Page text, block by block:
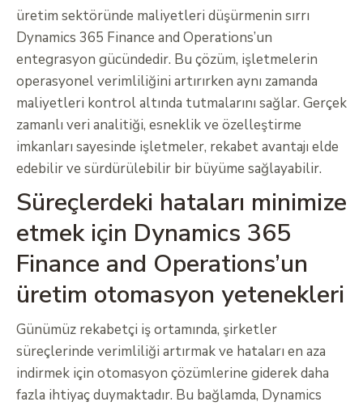
üretim sektöründe maliyetleri düşürmenin sırrı
Dynamics 365 Finance and Operations’un
entegrasyon gücündedir. Bu çözüm, işletmelerin
operasyonel verimliliğini artırırken aynı zamanda
maliyetleri kontrol altında tutmalarını sağlar. Gerçek
zamanlı veri analitiği, esneklik ve özelleştirme
imkanları sayesinde işletmeler, rekabet avantajı elde
edebilir ve sürdürülebilir bir büyüme sağlayabilir.
Süreçlerdeki hataları minimize
etmek için Dynamics 365
Finance and Operations’un
üretim otomasyon yetenekleri
Günümüz rekabetçi iş ortamında, şirketler
süreçlerinde verimliliği artırmak ve hataları en aza
indirmek için otomasyon çözümlerine giderek daha
fazla ihtiyaç duymaktadır. Bu bağlamda, Dynamics